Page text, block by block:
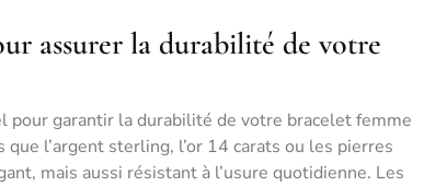
assurer la durabilité de votre
pour garantir la durabilité de votre bracelet femme
l’argent sterling, l’or 14 carats ou les pierres
mais aussi résistant à l’usure quotidienne. Les